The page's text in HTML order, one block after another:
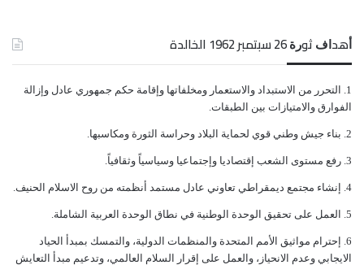
ﺃﻫﺪﺍﻑ ﺛﻮﺭﺓ 26 ﺳﺒﺘﻤﺒﺮ 1962 الخالدة
ﺍﻟﺘﺤﺮﺭ ﻣﻦ ﺍﻻﺳﺘﺒﺪﺍﺩ ﻭﺍﻻﺳﺘﻌﻤﺎﺭ ﻭﻣﺨﻠﻔﺎﺗﻬﺎ ﻭﺇﻗﺎﻣﺔ ﺣﻜﻢ ﺟﻤﻬﻮﺭﻱ ﻋﺎﺩﻝ ﻭﺇﺯﺍﻟﺔ
ﺍﻟﻔﻮﺍﺭﻕ ﻭﺍﻻﻣﺘﻴﺎﺯﺍﺕ ﺑﻴﻦ ﺍﻟﻄﺒﻘﺎﺕ.
ﺑﻨﺎﺀ ﺟﻴﺶ ﻭﻃﻨﻲ ﻗﻮﻱ ﻟﺤﻤﺎﻳﺔ ﺍﻟﺒﻼﺩ ﻭﺣﺮﺍﺳﺔ ﺍﻟﺜﻮﺭﺓ ﻭﻣﻜﺎﺳﺒﻬﺎ.
ﺭﻓﻊ ﻣﺴﺘﻮﻯ ﺍﻟﺸﻌﺐ ﺇﻗﺘﺼﺎﺩﻳﺎ ﻭﺇﺟﺘﻤﺎﻋﻴﺎ ﻭﺳﻴﺎﺳﻴﺎً ﻭﺛﻘﺎﻓﻴﺎً.
ﺇﻧﺸﺎﺀ ﻣﺠﺘﻤﻊ ﺩﻳﻤﻘﺮﺍﻃﻲ ﺗﻌﺎﻭﻧﻲ ﻋﺎﺩﻝ ﻣﺴﺘﻤﺪ ﺃﻧﻈﻤﺘﻪ ﻣﻦ ﺭﻭﺡ ﺍﻻﺳﻼﻡ ﺍﻟﺤﻨﻴﻒ.
ﺍﻟﻌﻤﻞ ﻋﻠﻰ ﺗﺤﻘﻴﻖ ﺍﻟﻮﺣﺪﺓ ﺍﻟﻮﻃﻨﻴﺔ ﻓﻲ ﻧﻄﺎﻕ ﺍﻟﻮﺣﺪﺓ ﺍﻟﻌﺮﺑﻴﺔ ﺍﻟﺸﺎﻣﻠﺔ.
ﺇﺣﺘﺮﺍﻡ ﻣﻮﺍﺛﻴﻖ الأﻣﻢ ﺍﻟﻤﺘﺤﺪﺓ ﻭﺍﻟﻤﻨﻈﻤﺎﺕ ﺍﻟﺪﻭﻟﻴﺔ، ﻭﺍﻟﺘﻤﺴﻚ ﺑﻤﺒﺪﺃ ﺍﻟﺤﻴﺎﺩ
ﺍﻻﻳﺠﺎﺑﻲ ﻭﻋﺪﻡ ﺍﻻﻧﺤﻴﺎﺯ، ﻭﺍﻟﻌﻤﻞ ﻋﻠﻰ ﺇﻗﺮﺍﺭ ﺍﻟﺴﻼﻡ ﺍﻟﻌﺎﻟﻤﻲ، ﻭﺗﺪﻋﻴﻢ ﻣﺒﺪﺃ ﺍﻟﺘﻌﺎﻳﺶ